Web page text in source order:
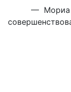
— Мориа